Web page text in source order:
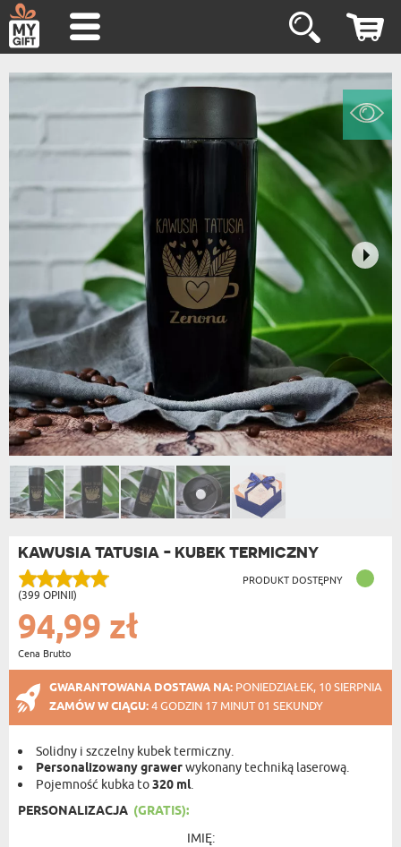
KAWUSIA TATUSIA - KUBEK TERMICZNY
(399 OPINII)
PRODUKT DOSTĘPNY
94,99 zł
Cena Brutto
GWARANTOWANA DOSTAWA NA: PONIEDZIAŁEK, 10 SIERPNIA
ZAMÓW W CIĄGU:4 GODZIN 17 MINUT 00 SEKUND
Solidny i szczelny kubek termiczny.
Personalizowany grawerwykonany techniką laserową.
Pojemność kubka to320 ml.
PERSONALIZACJA (GRATIS):
IMIĘ: